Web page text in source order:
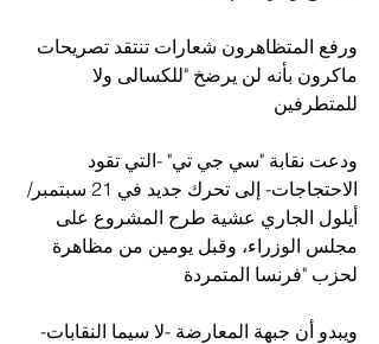
ورفع المتظاهرون شعارات تنتقد تصريحات
ماكرون بأنه لن يرضخ "للكسالى ولا
للمتطرفين
ودعت نقابة "سي جي تي" -التي تقود
الاحتجاجات- إلى تحرك جديد في 21 سبتمبر/
أيلول الجاري عشية طرح المشروع على
مجلس الوزراء، وقبل يومين من مظاهرة
لحزب "فرنسا المتمردة
ويبدو أن جبهة المعارضة -لا سيما النقابات-